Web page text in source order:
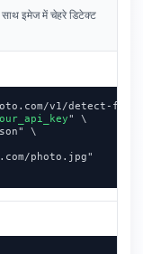
इमेज में चेहरे डिटेक्ट
v1/detect-
" \
\
photo.jpg"